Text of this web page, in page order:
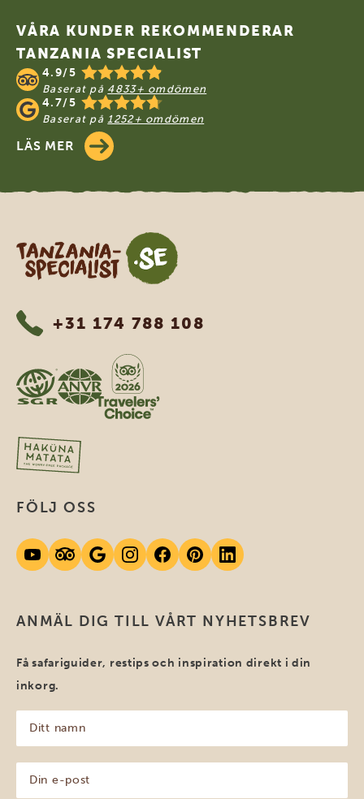
VÅRA KUNDER REKOMMENDERAR
TANZANIA SPECIALIST
4.9/5
Baserat på 4833+ omdömen
4.7/5
Baserat på 1252+ omdömen
LÄS MER
Tanzania Specialist
+31 174 788 108
ANMÄL DIG TILL VÅRT NYHETSBREV
Få safariguider, restips och inspiration direkt i din
inkorg.
namn
(Obligatoriskt)
FÖLJ OSS